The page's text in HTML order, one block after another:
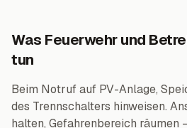
Was Feuerwehr und
tun
Beim Notruf auf PV-Anlage,
des Trennschalters hinweisen.
halten, Gefahrenbereich räumen